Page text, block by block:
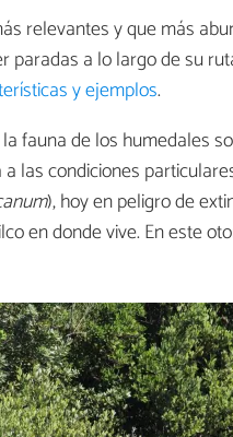
relevantes y que más
paradas a lo largo de su
y ejemplos.
fauna de los humedales
las condiciones
), hoy en peligro de
en donde vive. En este